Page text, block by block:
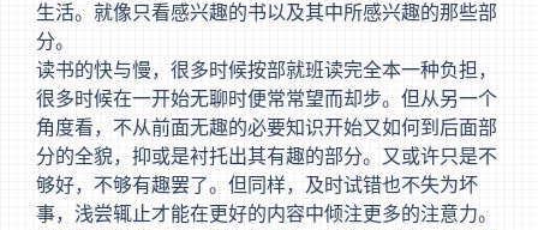
生活。就像只看感兴趣的书以及其中所感兴趣的那些部
分。
读书的快与慢，很多时候按部就班读完全本一种负担，
很多时候在一开始无聊时便常常望而却步。但从另一个
角度看，不从前面无趣的必要知识开始又如何到后面部
分的全貌，抑或是衬托出其有趣的部分。又或许只是不
够好，不够有趣罢了。但同样，及时试错也不失为坏
事，浅尝辄止才能在更好的内容中倾注更多的注意力。